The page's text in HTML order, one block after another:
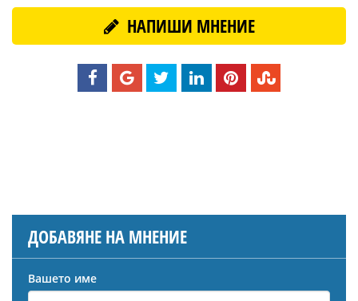
НАПИШИ МНЕНИЕ
ДОБАВЯНЕ НА МНЕНИЕ
Вашето име